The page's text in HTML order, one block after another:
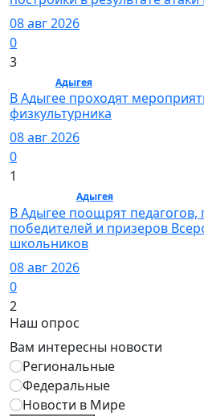
08 авг 2026
0
3
Адыгея/ Спорт
В Адыгее проходят
физкультурника
08 авг 2026
0
1
Адыгея/ Общество
В Адыгее поощрят педагогов,
победителей и призеров
школьников
08 авг 2026
0
2
Наш опрос
Вам интересны новости
Региональные
Федеральные
Новости в Мире